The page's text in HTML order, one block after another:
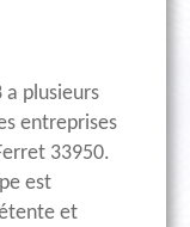
a plusieurs
entreprises
33950.
est
et